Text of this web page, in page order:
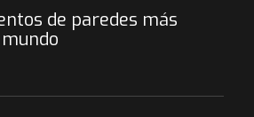
de paredes más